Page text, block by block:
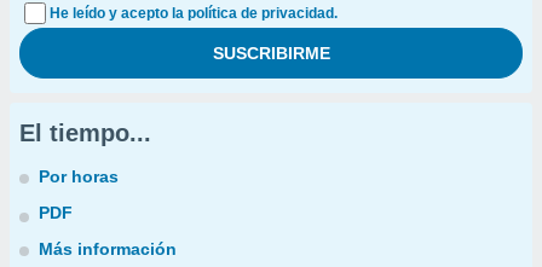
He leído y acepto la política de privacidad.
El tiempo...
Por horas
PDF
Más información